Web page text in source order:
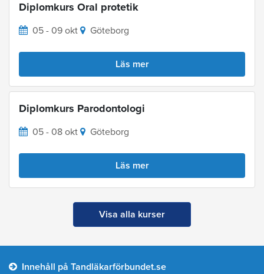
Diplomkurs Oral protetik
05 - 09 okt Göteborg
Läs mer
Diplomkurs Parodontologi
05 - 08 okt Göteborg
Läs mer
Visa alla kurser
Innehåll på Tandläkarförbundet.se